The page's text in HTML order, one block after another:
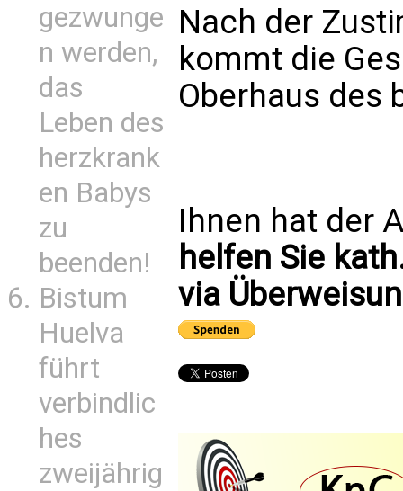
gezwunge
n werden,
das
Leben des
herzkrank
en Babys
zu
beenden!
Bistum
Huelva
führt
verbindlic
hes
zweijährig
Nach der
kommt die
Oberhaus des
Ihnen hat der
helfen Sie
via